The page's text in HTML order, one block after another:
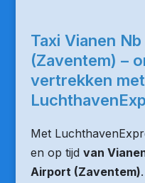
Taxi Vianen
(Zaventem) –
vertrekken met
Met
en op tijd van
Airport (Zaventem)